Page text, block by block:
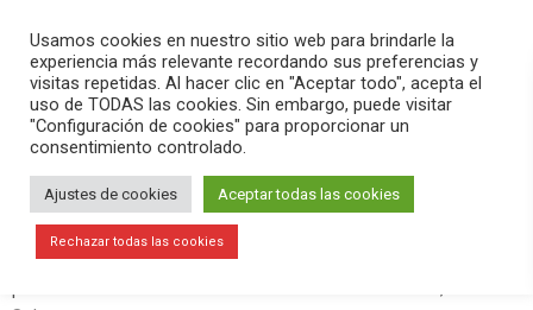
search menu pause PLAY
febrero 28, 2020
Antonio Sola en esRadio Elche
DesdeAntonio Sánchez & Javier Muñoz COMUNICACIÓN
hecho la producción y realización de la entrevista que Cristina
Marco y Jesús Rodríguez han hecho en
Usamos cookies en nuestro sitio web para brindarle la
experiencia más relevante recordando sus preferencias y
visitas repetidas. Al hacer clic en "Aceptar todo", acepta el
uso de TODAS las cookies. Sin embargo, puede visitar
"Configuración de cookies" para proporcionar un
consentimiento controlado.
Ajustes de cookies Aceptar todas las cookies
Rechazar todas las cookies